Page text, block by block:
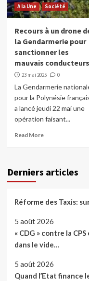
A la Une Société
Recours à un drone
la Gendarmerie pour
sanctionner les
mauvais conducteurs
23 mai 2025 0
La Gendarmerie
pour la Polynésie
a lancé jeudi 22 mai une
opération faisant...
Read More
Derniers articles
Réforme des Taxis:
5 août 2026
« CDG » contre la
dans le vide…
5 août 2026
Quand l’Etat finance